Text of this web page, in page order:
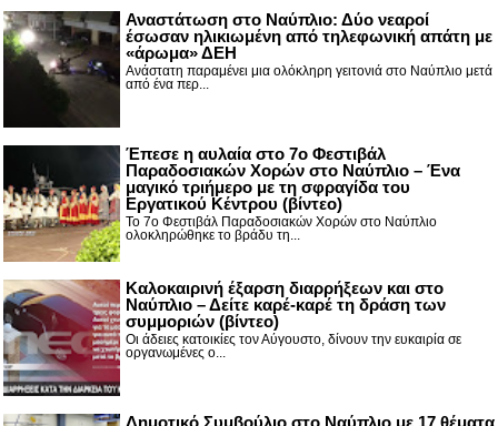
Αναστάτωση στο Ναύπλιο: Δύο νεαροί
έσωσαν ηλικιωμένη από τηλεφωνική απάτη με
«άρωμα» ΔΕΗ
Ανάστατη παραμένει μια ολόκληρη γειτονιά στο Ναύπλιο μετά
από ένα περ...
Έπεσε η αυλαία στο 7ο Φεστιβάλ
Παραδοσιακών Χορών στο Ναύπλιο – Ένα
μαγικό τριήμερο με τη σφραγίδα του
Εργατικού Κέντρου (βίντεο)
Το 7ο Φεστιβάλ Παραδοσιακών Χορών στο Ναύπλιο
ολοκληρώθηκε το βράδυ τη...
Καλοκαιρινή έξαρση διαρρήξεων και στο
Ναύπλιο – Δείτε καρέ-καρέ τη δράση των
συμμοριών (βίντεο)
Οι άδειες κατοικίες τον Αύγουστο, δίνουν την ευκαιρία σε
οργανωμένες ο...